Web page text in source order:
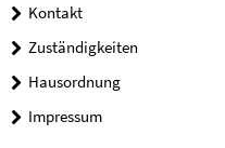
Kontakt
Zuständigkeiten
Hausordnung
Impressum